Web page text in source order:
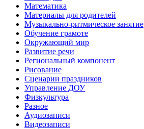
Математика
Материалы для родителей
Музыкально-ритмическое занятие
Обучение грамоте
Окружающий мир
Развитие речи
Региональный компонент
Рисование
Сценарии праздников
Управление ДОУ
Физкультура
Разное
Аудиозаписи
Видеозаписи